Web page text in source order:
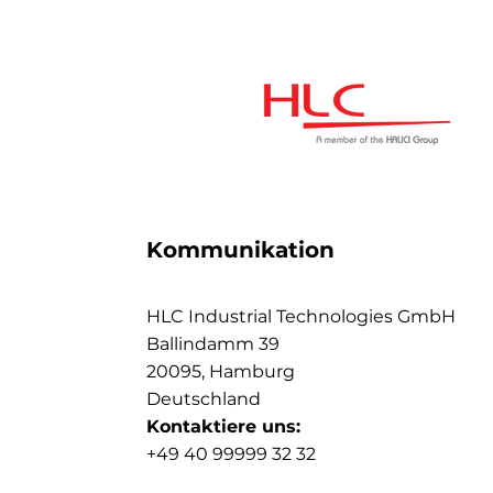
Kommunikation
HLC Industrial Technologies GmbH
Ballindamm 39
20095, Hamburg
Deutschland
Kontaktiere uns:
+49 40 99999 32 32